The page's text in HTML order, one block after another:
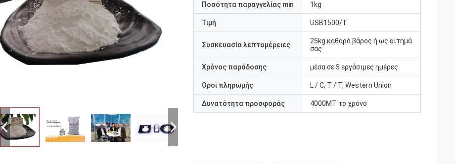
Ποσότητα παραγγελίας min 1kg
Τιμή USB1500/T
Συσκευασία λεπτομέρειες
25kg καθαρό βάρος ή ως αίτημά
σας
Χρόνος παράδοσης μέσα σε 5 εργάσιμες ημέρες
Όροι πληρωμής L / C, T / T, Western Union
Δυνατότητα προσφοράς 4000MT το χρόνο